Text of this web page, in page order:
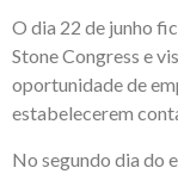
O dia 22 de junho
Stone Congress e
oportunidade de
estabelecerem
No segundo dia do